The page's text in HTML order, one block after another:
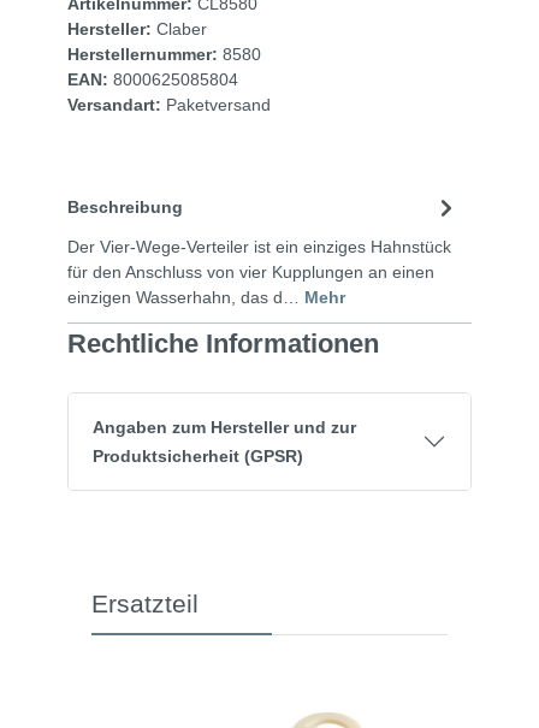
Hersteller: Claber
Herstellernummer: 8580
EAN: 8000625085804
Versandart: Paketversand
Beschreibung
Der Vier-Wege-Verteiler ist ein einziges Hahnstück
für den Anschluss von vier Kupplungen an einen
einzigen Wasserhahn, das d… Mehr
Rechtliche Informationen
Angaben zum Hersteller und zur
Produktsicherheit (GPSR)
Ersatzteil